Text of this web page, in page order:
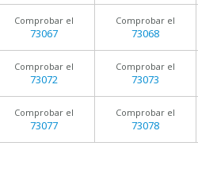
Comprobar el
73067
Comprobar el
73068
Comprobar el
73072
Comprobar el
73073
Comprobar el
73077
Comprobar el
73078